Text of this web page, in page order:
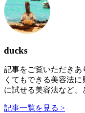
ducks
記事をご覧いただきあ
くてもできる美容法
に試せる美容法など
記事一覧を見る >